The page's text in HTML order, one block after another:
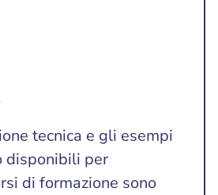
tecnica e gli esempi
disponibili per
di formazione sono